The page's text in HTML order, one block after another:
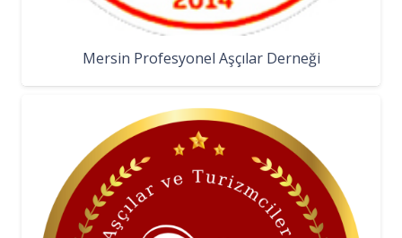
Mersin Profesyonel Aşçılar Derneği